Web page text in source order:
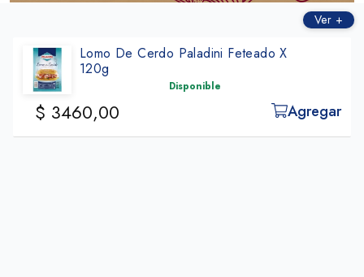
Ver +
Lomo De Cerdo Paladini Feteado X
120g
Disponible
$ 3460,00 Agregar